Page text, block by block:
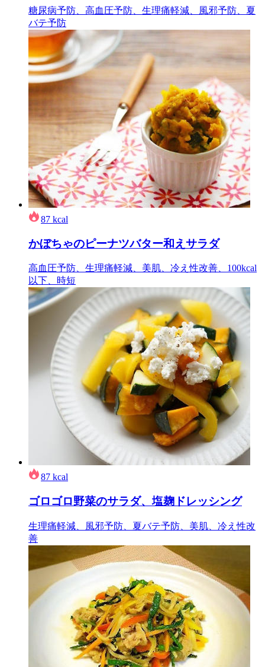
糖尿病予防、高血圧予防、生理痛軽減、風邪予防、夏
バテ予防
87 kcal
かぼちゃのピーナツバター和えサラダ
高血圧予防、生理痛軽減、美肌、冷え性改善、100kcal
以下、時短
87 kcal
ゴロゴロ野菜のサラダ、塩麹ドレッシング
生理痛軽減、風邪予防、夏バテ予防、美肌、冷え性改
善